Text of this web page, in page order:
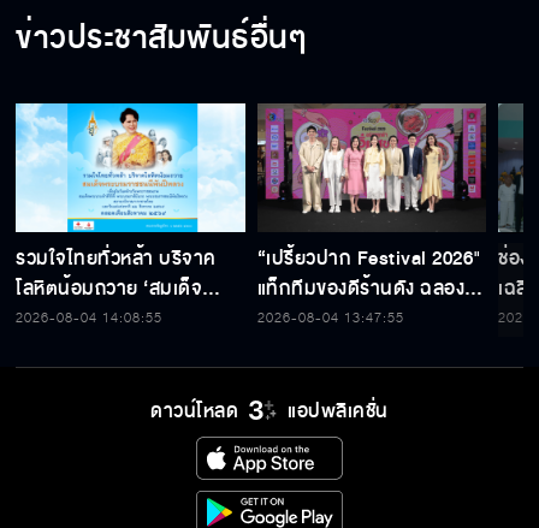
ข่าวประชาสัมพันธ์อื่นๆ
รวมใจไทยทั่วหล้า บริจาค
โลหิตน้อมถวาย ‘สมเด็จ
พระบรมราชชนนีพันปีหลวง’
ระลึก 80 พรรษาฯ อันทรง
2026-08-04 14:08:55
“เปรี้ยวปาก Festival 2026"
แท็กทีมของดีร้านดัง ฉลอง
ก้าวสู่ปีที่ 23
2026-08-04 13:47:55
ช่อง
เฉลิ
สมเ
พระ
ดาวน์โหลด แอปพลิเคชั่น